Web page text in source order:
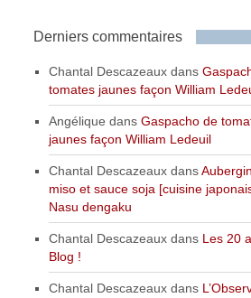
Derniers commentaires
Chantal Descazeaux dans
tomates jaunes façon William
Angélique dansGaspacho de
jaunes façon William Ledeuil
Chantal Descazeaux dans
miso et sauce soja [cuisine
Nasu dengaku
Chantal Descazeaux dans Les 20
Blog !
Chantal Descazeaux dans